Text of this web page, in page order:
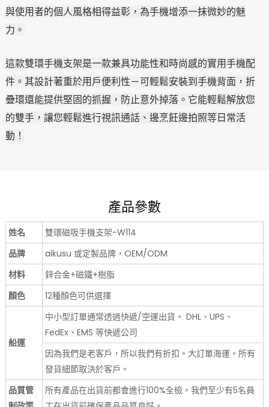
與使用者的個人風格相得益彰，為手機增添一抹微妙的魅
力。
這款雙環手機支架是一款兼具功能性和時尚感的實用手機配
件。其設計著重於用戶便利性－可輕鬆安裝到手機背面，折
疊環還能提供堅固的抓握，防止意外掉落。它能輕鬆解放您
的雙手，讓您輕鬆進行視訊通話、邊烹飪邊拍照等日常活
動！
產品參數
姓名
雙環磁吸手機支架-W114
品牌
aikusu 或定製品牌，OEM/ODM
材料
鋅合金+磁鐵+樹脂
顏色
12種顏色可供選擇
船運
中小型訂單通常透過快遞/空運出貨。 DHL、UPS、
FedEx、EMS 等快遞公司
因為我們是老客戶，所以我們有折扣。大訂單海運。所有
發貨細節取決於客戶。
品質管
所有產品在出貨前都會進行100%全檢。我們至少有5名員